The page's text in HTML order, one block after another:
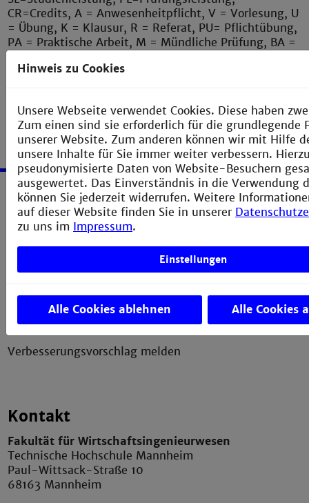
CR=Credits, A = Anwesenheitpflicht, V = Vorlesung, U
= Übung, K = Klausur, R = Referat, PU= Pflichtübung,
PA = Praktische Arbeit, M = Mündliche Prüfung, BA =
Studienarbeit
Service
Erklärung zur Barrierefreiheit
Sitemap
Anfahrt und Campusplan
Verbesserungsvorschlag melden
Kontakt
Fakultät für Wirtschaftsingenieurwesen
Technische Hochschule Mannheim
Paul-Wittsack-Straße 10
68163 Mannheim
Hinweis zu Cookies
Unsere Webseite verwendet Cookies. Diese haben
Zum einen sind sie erforderlich für die grundlegende
unserer Website. Zum anderen können wir mit Hilfe
unsere Inhalte für Sie immer weiter verbessern.
pseudonymisierte Daten von Website-Besuchern
ausgewertet. Das Einverständnis in die Verwendung
können Sie jederzeit widerrufen. Weitere
auf dieser Website finden Sie in unserer
zu uns im Impressum.
Einstellungen
Alle Cookies ablehnen Alle Cookies